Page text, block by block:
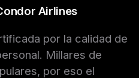
Airlines
por la calidad de
Millares de
por eso el